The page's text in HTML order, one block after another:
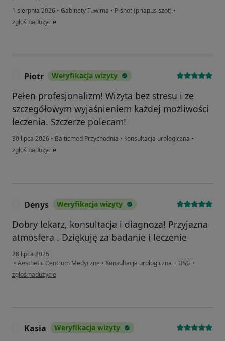
1 sierpnia 2026 • Gabinety Tuwima • P-shot (priapus szot) •
w opinii użytkownika Andrzej K
zgłoś nadużycie
Piotr Weryfikacja wizyty
Pełen profesjonalizm! Wizyta bez stresu i ze
szczegółowym wyjaśnieniem każdej możliwości
leczenia. Szczerze polecam!
30 lipca 2026 • Balticmed Przychodnia • konsultacja urologiczna •
w opinii użytkownika Piotr
zgłoś nadużycie
Denys Weryfikacja wizyty
Dobry lekarz, konsultacja i diagnoza! Przyjazna
atmosfera . Dziękuję za badanie i leczenie
28 lipca 2026
• Aesthetic Centrum Medyczne • Konsultacja urologiczna + USG •
w opinii użytkownika Denys
zgłoś nadużycie
Kasia Weryfikacja wizyty